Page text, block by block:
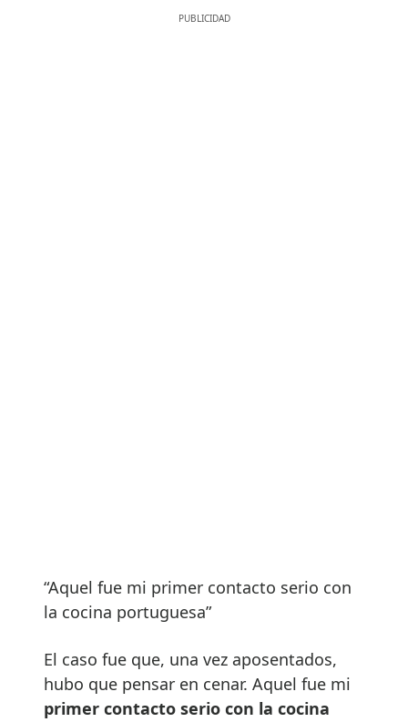
“Aquel fue mi primer contacto serio con
la cocina portuguesa”
El caso fue que, una vez aposentados,
hubo que pensar en cenar. Aquel fue mi
primer contacto serio con la cocina